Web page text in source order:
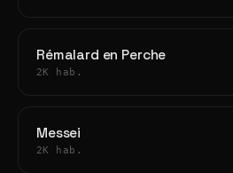
Rémalard en Perche
2K hab.
Messei
2K hab.